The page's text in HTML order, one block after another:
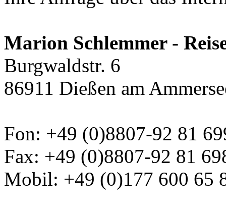
Marion Schlemmer -
Burgwaldstr. 6
86911 Dießen am
Fon: +49 (0)8807-92 81
Fax: +49 (0)8807-92 81
Mobil: +49 (0)177 600 65